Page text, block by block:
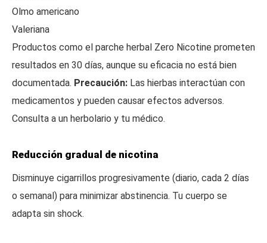
Olmo americano
Valeriana
Productos como el parche herbal Zero Nicotine prometen
resultados en 30 días, aunque su eficacia no está bien
documentada. Precaución: Las hierbas interactúan con
medicamentos y pueden causar efectos adversos.
Consulta a un herbolario y tu médico.
Reducción gradual de nicotina
Disminuye cigarrillos progresivamente (diario, cada 2 días
o semanal) para minimizar abstinencia. Tu cuerpo se
adapta sin shock.